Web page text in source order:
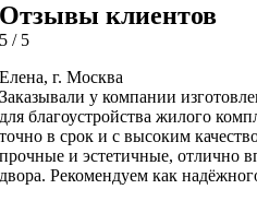
Отзывы клиентов
5 / 5
Елена, г. Москва
Заказывали у компании
для благоустройства жилого
точно в срок и с высоким
прочные и эстетичные, отлично
двора. Рекомендуем как